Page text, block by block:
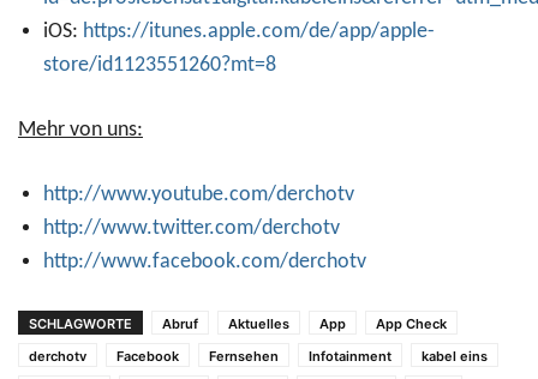
iOS: https://itunes.apple.com/de/app/apple-
store/id1123551260?mt=8
Mehr von uns:
http://www.youtube.com/derchotv
http://www.twitter.com/derchotv
http://www.facebook.com/derchotv
SCHLAGWORTE Abruf Aktuelles App
App Check
derchotv
Facebook Fernsehen Infotainment
kabel eins